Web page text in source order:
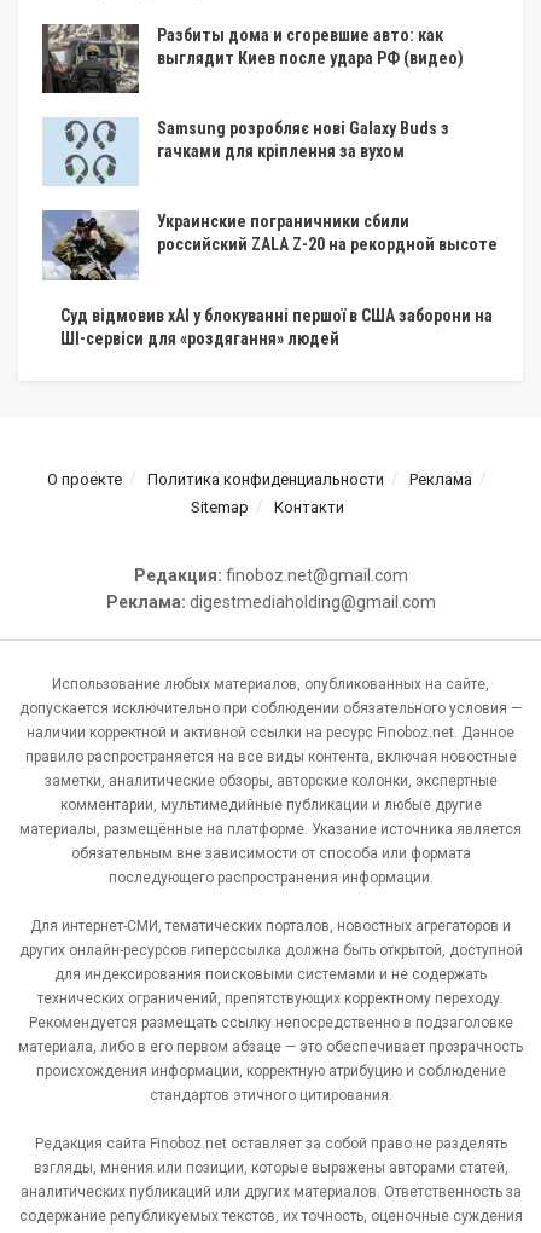
Разбиты дома и сгоревшие авто: как
выглядит Киев после удара РФ (видео)
Samsung розробляє нові Galaxy Buds з
гачками для кріплення за вухом
Украинские пограничники сбили
российский ZALA Z-20 на рекордной высоте
Суд відмовив xAI у блокуванні першої в США заборони на
ШІ-сервіси для «роздягання» людей
О проекте Политика конфиденциальности
Реклама
Sitemap
Контакти
Редакция: finoboz.net@gmail.com
Реклама: digestmediaholding@gmail.com
Использование любых материалов, опубликованных на сайте,
допускается исключительно при соблюдении обязательного условия —
наличии корректной и активной ссылки на ресурс Finoboz.net. Данное
правило распространяется на все виды контента, включая новостные
заметки, аналитические обзоры, авторские колонки, экспертные
комментарии, мультимедийные публикации и любые другие
материалы, размещённые на платформе. Указание источника является
обязательным вне зависимости от способа или формата
последующего распространения информации.
Для интернет-СМИ, тематических порталов, новостных агрегаторов и
других онлайн-ресурсов гиперссылка должна быть открытой, доступной
для индексирования поисковыми системами и не содержать
технических ограничений, препятствующих корректному переходу.
Рекомендуется размещать ссылку непосредственно в подзаголовке
материала, либо в его первом абзаце — это обеспечивает прозрачность
происхождения информации, корректную атрибуцию и соблюдение
стандартов этичного цитирования.
Редакция сайта Finoboz.net оставляет за собой право не разделять
взгляды, мнения или позиции, которые выражены авторами статей,
аналитических публикаций или других материалов. Ответственность за
содержание републикуемых текстов, их точность, оценочные суждения